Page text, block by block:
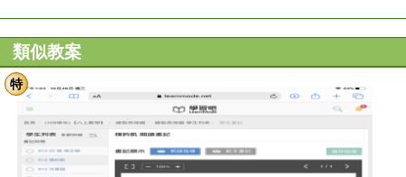
類似教案
特